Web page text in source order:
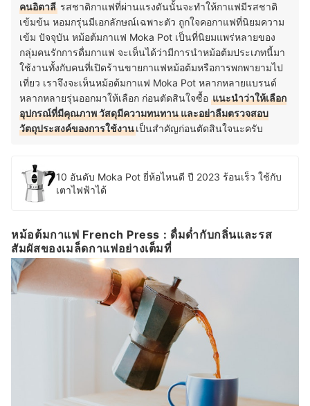
คนอิตาลี รสชาติกาแฟที่ผ่านแรงดันนั้นจะทำให้กาแฟมีรสชาติ
เข้มข้น หอมกรุ่นมีเอกลักษณ์เฉพาะตัว ถูกใจคอกาแฟที่นิยมความ
เข้ม ปัจจุบัน หม้อต้มกาแฟ Moka Pot เป็นที่นิยมแพร่หลายของ
กลุ่มคนรักการดื่มกาแฟ จะเห็นได้ว่ามีการนำหม้อต้มประเภทนี้มา
ใช้งานทั้งกับคนที่เปิดร้านขายกาแฟหม้อต้มหรือการพกพายามไป
เที่ยว เราจึงจะเห็นหม้อต้มกาแฟ Moka Pot หลากหลายแบรนด์
หลากหลายรุ่นออกมาให้เลือก ก่อนตัดสินใจซื้อ แนะนำว่าให้เลือก
อุปกรณ์ที่มีคุณภาพ วัสดุมีความทนทาน และอย่าลืมตรวจสอบ
วัตถุประสงค์ของการใช้งานเป็นสำคัญก่อนตัดสินใจนะครับ
10 อันดับ Moka Pot ยี่ห้อไหนดี ปี 2023 ร้อนเร็ว ใช้กับ
เตาไฟฟ้าได้
หม้อต้มกาแฟ French Press : ดื่มด่ำกับกลิ่นและรส
สัมผัสของเมล็ดกาแฟอย่างเต็มที่